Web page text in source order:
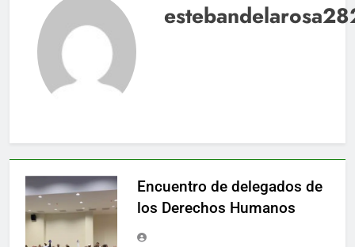
Encuentro de delegados de
los Derechos Humanos